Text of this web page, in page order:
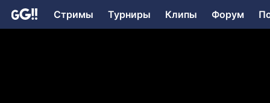
Стримы Турниры Клипы Форум